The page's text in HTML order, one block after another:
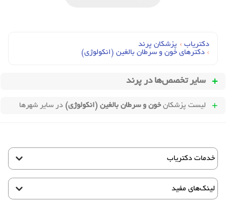
دکتریاب › پزشکان پرند
› دکترهای خون و سرطان بالغين (انکولوژي)
سایر تخصص‌ها در پرند
لیست پزشکانخون و سرطان بالغین (انکولوژی) در سایر شهرها
خدمات دکتریاب
لینک‌های مفید